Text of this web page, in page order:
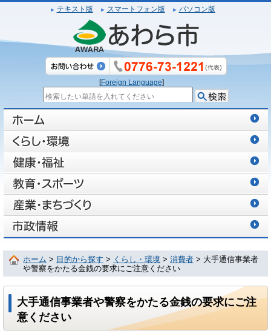
テキスト版 スマートフォン版 パソコン版
[Foreign Language]
ホーム > 目的から探す > くらし・環境 > 消費者 > 大手通信事業者
や警察をかたる金銭の要求にご注意ください
大手通信事業者や警察をかたる金銭の要求にご注
意ください